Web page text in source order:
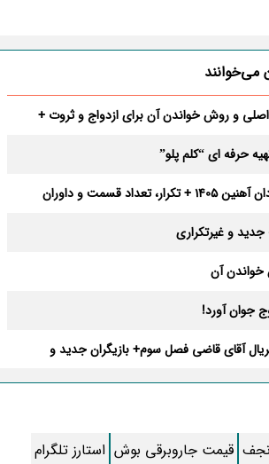
می‌خوانند
و روش خواندن آن برای ازدواج و ثروت +
حرفه ای “کلم پلو”
قسمت و داوران
و غیرتکراری
خواندن آن
جوان آورد!
آقای قاضی فصل سوم+ بازیگران جدید و
خانگی خوشمزه و لذیذ + آموزش تصویری
و مرغ فوری + آموزش تصویری پنه
نجف قیمت جاروبرقی بوش استارز تلگرام